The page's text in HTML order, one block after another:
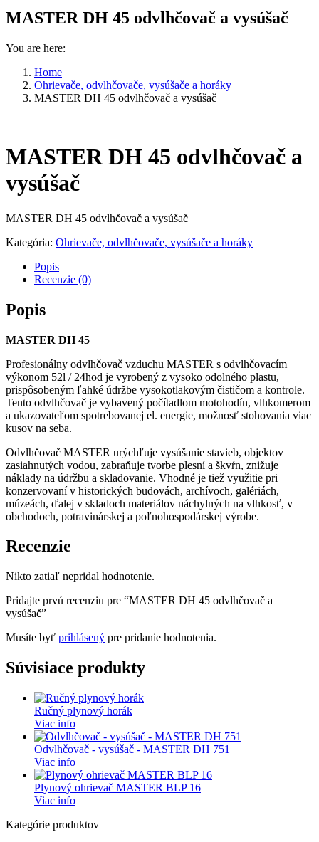
MASTER DH 45 odvlhčovač a vysúšač
You are here:
Home
Ohrievače, odvlhčovače, vysúšače a horáky
MASTER DH 45 odvlhčovač a vysúšač
MASTER DH 45 odvlhčovač a
vysúšač
MASTER DH 45 odvlhčovač a vysúšač
Kategória: Ohrievače, odvlhčovače, vysúšače a horáky
Popis
Recenzie (0)
Popis
MASTER DH 45
Profesionálny odvlhčovač vzduchu MASTER s odvlhčovacím
výkonom 52l / 24hod je vyrobený z vysoko odolného plastu,
prispôsobeným ľahké údržbe vysokotlakovým čističom a kontrole.
Tento odvlhčovač je vybavený počítadlom motohodín, vlhkomerom
a ukazovateľom spotrebovanej el. energie, možnosť stohovania viac
kusov na seba.
Odvlhčovač MASTER urýchľuje vysúšanie stavieb, objektov
zasiahnutých vodou, zabraňuje tvorbe plesní a škvŕn, znižuje
náklady na údržbu a skladovanie. Vhodné je tiež využitie pri
konzervovaní v historických budovách, archívoch, galériách,
múzeách, ďalej v skladoch materiálov náchylných na vlhkosť, v
obchodoch, potravinárskej a poľnohospodárskej výrobe.
Recenzie
Nikto zatiaľ nepridal hodnotenie.
Pridajte prvú recenziu pre “MASTER DH 45 odvlhčovač a
vysúšač”
Musíte byť prihlásený pre pridanie hodnotenia.
Súvisiace produkty
Ručný plynový horák
Viac info
Odvlhčovač - vysúšač - MASTER DH 751
Viac info
Plynový ohrievač MASTER BLP 16
Viac info
Kategórie produktov